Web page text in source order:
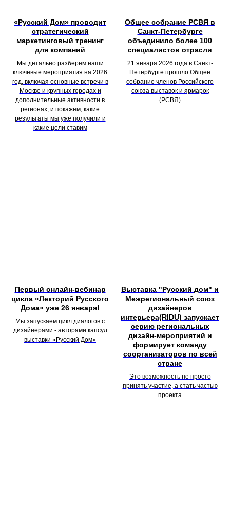
«Русский Дом» проводит
стратегический
маркетинговый тренинг
для компаний
Мы детально разберём наши
ключевые мероприятия на 2026
год, включая основные встречи в
Москве и крупных городах и
дополнительные активности в
регионах, и покажем, какие
результаты мы уже получили и
какие цели ставим
Общее собрание РСВЯ в
Санкт-Петербурге
объединило более 100
специалистов отрасли
21 января 2026 года в Санкт-
Петербурге прошло Общее
собрание членов Российского
союза выставок и ярмарок
(РСВЯ)
Первый онлайн-вебинар
цикла «Лекторий Русского
Дома» уже 26 января!
Мы запускаем цикл диалогов с
дизайнерами - авторами капсул
выставки «Русский Дом»
Выставка "Русский дом" и
Межрегиональный союз
дизайнеров
интерьера(RIDU) запускает
серию региональных
дизайн-мероприятий и
формирует команду
соорганизаторов по всей
стране
Это возможность не просто
принять участие, а стать частью
проекта